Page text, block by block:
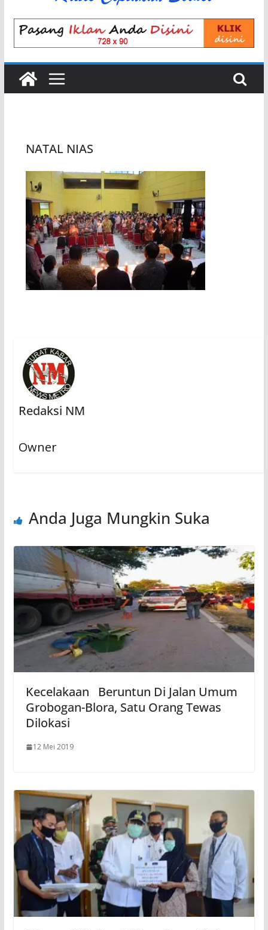
NATAL NIAS
Redaksi NM
Owner
Anda Juga Mungkin Suka
Kecelakaan Beruntun Di Jalan Umum
Grobogan-Blora, Satu Orang Tewas
Dilokasi
12 Mei 2019